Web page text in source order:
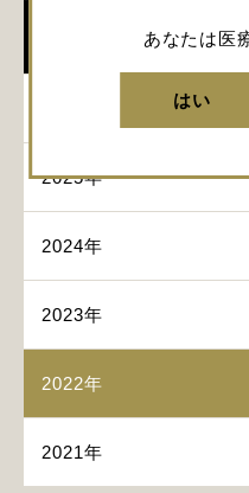
あなたは医
はい
2025年
2024年
2023年
2022年
2021年